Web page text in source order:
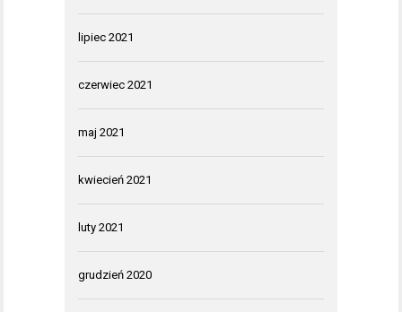
lipiec 2021
czerwiec 2021
maj 2021
kwiecień 2021
luty 2021
grudzień 2020